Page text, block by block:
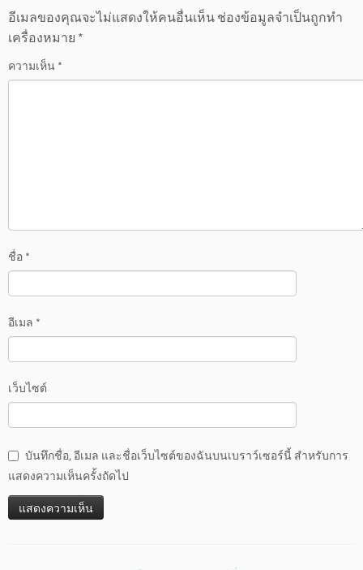
อีเมลของคุณจะไม่แสดงให้คนอื่นเห็น ช่องข้อมูลจำเป็นถูกทำ
เครื่องหมาย *
ความเห็น *
ชื่อ *
อีเมล *
เว็บไซต์
บันทึกชื่อ, อีเมล และชื่อเว็บไซต์ของฉันบนเบราว์เซอร์นี้ สำหรับการ
แสดงความเห็นครั้งถัดไป